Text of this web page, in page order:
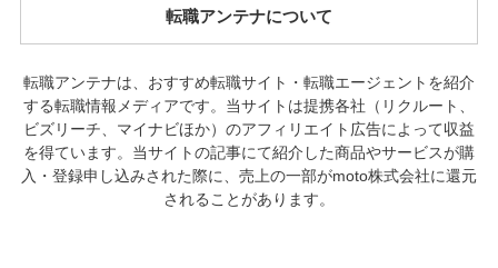
転職アンテナについて
転職アンテナは、おすすめ転職サイト・転職エージェントを紹介
する転職情報メディアです。当サイトは提携各社（リクルート、
ビズリーチ、マイナビほか）のアフィリエイト広告によって収益
を得ています。当サイトの記事にて紹介した商品やサービスが購
入・登録申し込みされた際に、売上の一部がmoto株式会社に還元
されることがあります。